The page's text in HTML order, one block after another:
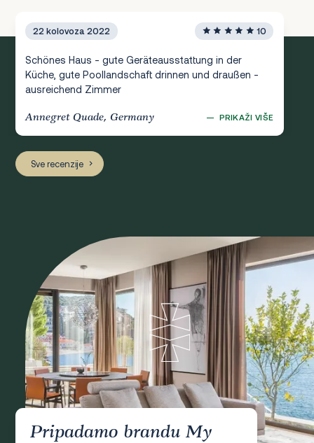
22 kolovoza 2022 10
Schönes Haus - gute Geräteausstattung in der
Küche, gute Poollandschaft drinnen und draußen -
ausreichend Zimmer
Annegret Quade, Germany — PRIKAŽI VIŠE
Sve recenzije
Pripadamo brandu My